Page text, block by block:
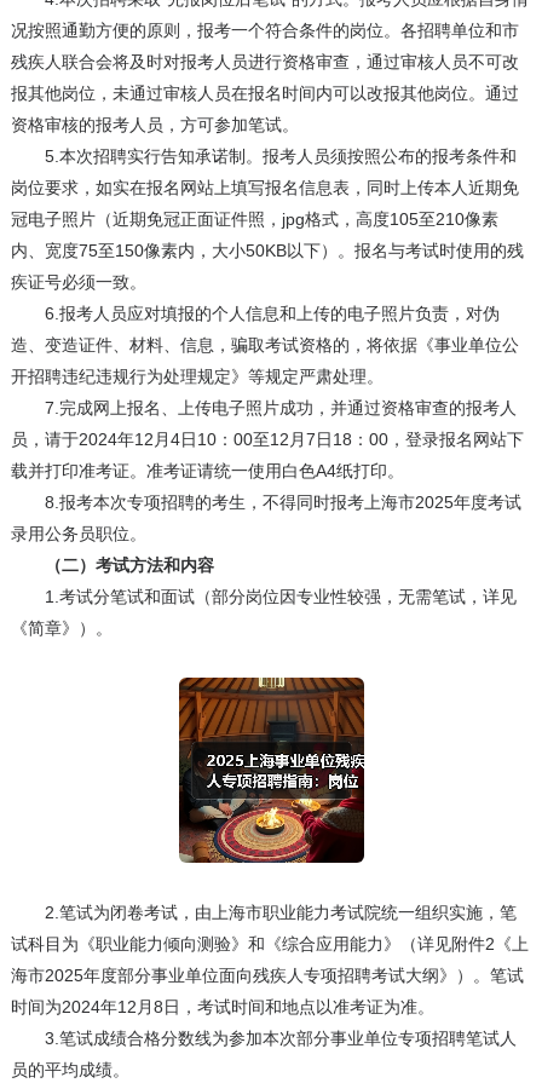
况按照通勤方便的原则，报考一个符合条件的岗位。各招聘单位和市
残疾人联合会将及时对报考人员进行资格审查，通过审核人员不可改
报其他岗位，未通过审核人员在报名时间内可以改报其他岗位。通过
资格审核的报考人员，方可参加笔试。
5.本次招聘实行告知承诺制。报考人员须按照公布的报考条件和
岗位要求，如实在报名网站上填写报名信息表，同时上传本人近期免
冠电子照片（近期免冠正面证件照，jpg格式，高度105至210像素
内、宽度75至150像素内，大小50KB以下）。报名与考试时使用的残
疾证号必须一致。
6.报考人员应对填报的个人信息和上传的电子照片负责，对伪
造、变造证件、材料、信息，骗取考试资格的，将依据《事业单位公
开招聘违纪违规行为处理规定》等规定严肃处理。
7.完成网上报名、上传电子照片成功，并通过资格审查的报考人
员，请于2024年12月4日10：00至12月7日18：00，登录报名网站下
载并打印准考证。准考证请统一使用白色A4纸打印。
8.报考本次专项招聘的考生，不得同时报考上海市2025年度考试
录用公务员职位。
（二）考试方法和内容
1.考试分笔试和面试（部分岗位因专业性较强，无需笔试，详见
《简章》）。
2.笔试为闭卷考试，由上海市职业能力考试院统一组织实施，笔
试科目为《职业能力倾向测验》和《综合应用能力》（详见附件2《上
海市2025年度部分事业单位面向残疾人专项招聘考试大纲》）。笔试
时间为2024年12月8日，考试时间和地点以准考证为准。
3.笔试成绩合格分数线为参加本次部分事业单位专项招聘笔试人
员的平均成绩。